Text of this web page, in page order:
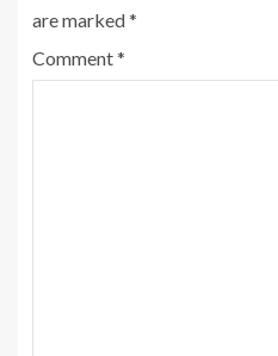
are marked*
Comment*